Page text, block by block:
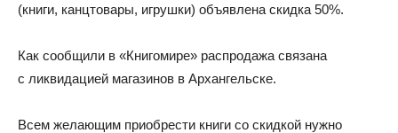
(книги, канцтовары, игрушки) объявлена скидка 50%.
Как сообщили в «Книгомире» распродажа связана
с ликвидацией магазинов в Архангельске.
Всем желающим приобрести книги со скидкой нужно